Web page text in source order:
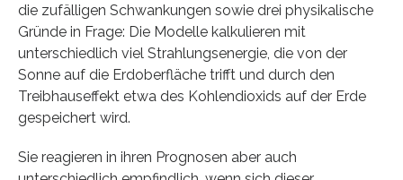
die zufälligen Schwankungen sowie drei physikalische
Gründe in Frage: Die Modelle kalkulieren mit
unterschiedlich viel Strahlungsenergie, die von der
Sonne auf die Erdoberfläche trifft und durch den
Treibhauseffekt etwa des Kohlendioxids auf der Erde
gespeichert wird.
Sie reagieren in ihren Prognosen aber auch